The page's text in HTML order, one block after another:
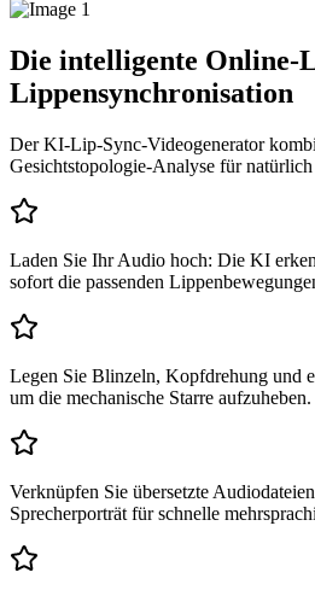
Die intelligente Online-
Lippensynchronisation
Der KI-Lip-Sync-Videogenerator
Gesichtstopologie-Analyse für natürlich
Laden Sie Ihr Audio hoch: Die KI
sofort die passenden
Legen Sie Blinzeln, Kopfdrehung und
um die mechanische Starre aufzuheben.
Verknüpfen Sie übersetzte
Sprecherporträt für schnelle